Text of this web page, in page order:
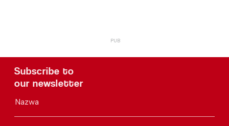
Subscribe to
our newsletter
Nazwa